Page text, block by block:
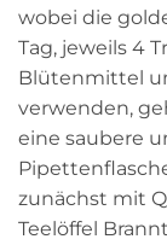
wobei die
Tag, jeweils 4
Blütenmittel
verwenden,
eine saubere
zunächst mit
Teelöffel